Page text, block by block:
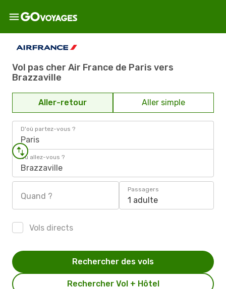
Vol pas cher Air France de Paris vers
Brazzaville
Aller-retour Aller simple
D'où partez-vous ?
Paris
Où allez-vous ?
Brazzaville
Quand ?
Passagers
1 adulte
Vols directs
Rechercher Vol + Hôtel
Rechercher des vols